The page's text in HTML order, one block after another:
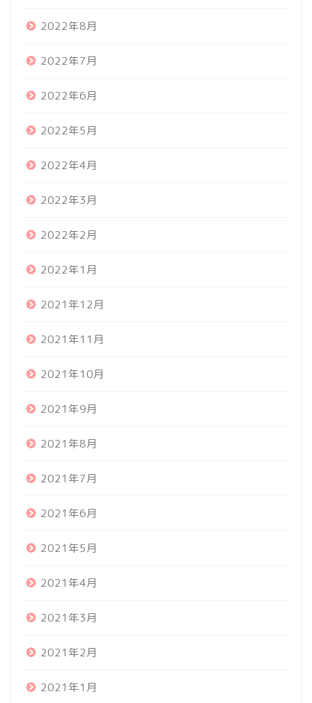
2022年8月
2022年7月
2022年6月
2022年5月
2022年4月
2022年3月
2022年2月
2022年1月
2021年12月
2021年11月
2021年10月
2021年9月
2021年8月
2021年7月
2021年6月
2021年5月
2021年4月
2021年3月
2021年2月
2021年1月